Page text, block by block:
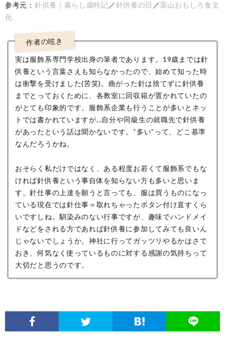
参考元： 針供養｜暮らし歳時記 ／針供養の日 ／富山おもしろ食文
化
実は服飾系専門学校出身の筆者であります。19歳までは針
供養という言葉さえも知らなかったので、始めて知った時
は衝撃を受けました(苦笑)。曲がった針は捨てずに針供養
までとっておくために、各教室に回収箱が置かれていたの
がとても印象的です。服飾系企業も行うことが多いとネッ
トでは書かれていますが…自分や同級生の就職先で針供養
があったという話は聞かないです。“多い”って、どこ基準
なんだろうかね。
おそらく私だけではなく、ある程度お若くて服飾系でもな
ければ針供養という事自体を知らない方も多いと思いま
す。針仕事の上達を願うと言っても、服は買うものになっ
ている現在では針仕事＝取れちゃったボタン付け直すくら
いですしね。馴染みのない行事ですが、趣味でハンドメイ
ドなどをされる方であれば針供養に参加してみても良いん
じゃないでしょうか。神社に行ってガッツリやるかはさて
おき、何気なく使っているものに対する感謝の気持ちって
大切だと思うのです。